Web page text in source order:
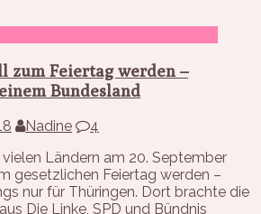
zum Feiertag werden –
Bundesland
Nadine
4
Ländern am 20. September
gesetzlichen Feiertag werden –
nur für Thüringen. Dort brachte die
Die Linke, SPD und Bündnis